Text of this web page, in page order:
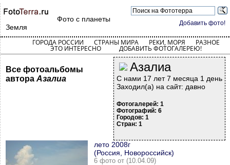
Добавить фото!
Фото с планеты
Земля
ГОРОДА РОССИИ СТРАНЫ МИРА РЕКИ, МОРЯ РАЗНОЕ
ЭТО ИНТЕРЕСНО ДОБАВИТЬ ФОТОГАЛЕРЕЮ!
Азалиа
С нами 17 лет 7 месяца 1 день
Заходил(а) на сайт: давно
Фотогалерей: 1
Фотографий: 6
Городов: 1
Стран: 1
Все фотоальбомы
автора Азалиа
лето 2008г
(Россия, Новороссийск)
6 фото от (10.04.09)